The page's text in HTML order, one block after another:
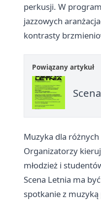
perkusji. W
jazzowych
kontrasty
Powiązany artykuł
Muzyka dla różnych
Organizatorzy
młodzież i
Scena Letnia ma
spotkanie z